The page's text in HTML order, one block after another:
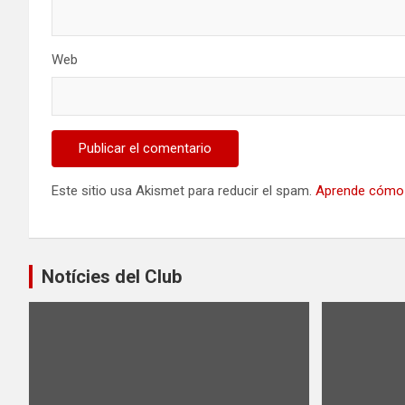
Web
Este sitio usa Akismet para reducir el spam. Aprende
Notícies del Club